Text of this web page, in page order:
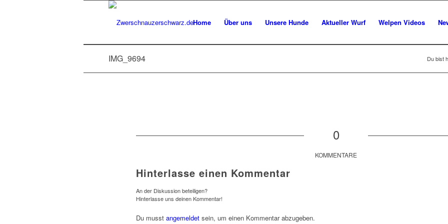
Home Über uns Unsere Hunde Aktueller Wurf Welpen Videos
IMG_9694 Du bist
0
KOMMENTARE
Hinterlasse einen Kommentar
An der Diskussion beteiligen?
Hinterlasse uns deinen Kommentar!
Du musst angemeldet sein, um einen Kommentar abzugeben.